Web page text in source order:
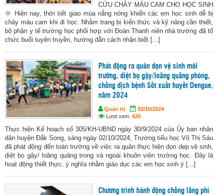
CỨU CHẢY MÁU CAM CHO HỌC SINH
🌞 Hiện nay, thời tiết giao mùa nắng nóng khiến các em học sinh dễ bị
chảy máu cam khi đi học. Nhằm trang bị kiến thức và kỹ năng cần thiết,
bộ phận y tế trường học phối hợp với Đoàn Thanh niên nhà trường đã tổ
chức buổi tuyên truyền, hướng dẫn cách nhận biết [...]
Phát động ra quân dọn vệ sinh môi
trường, diệt bọ gậy/loăng quăng phòng,
chống dịch bệnh Sốt xuất huyết Dengue,
năm 2024
Quản trị
02/10/2024
Lượt xem: 420
Thực hiện Kế hoạch số 305/KH-UBND ngày 30/9/2024 của Ủy ban nhân
dân huyện Đắk Song, sáng ngày 02/10/2024, Trường tiểu học Võ Thị Sáu
đã phát động đến toàn trường về việc ra quân thực hiện dọn dẹp vệ sinh,
diệt bọ gậy/ loăng quăng trong và ngoài khuôn viên trường học. Đây là
hoạt động thiết thực, ý nghĩa nhằm giáo dục các em học sinh ý [...]
Chương trình hành động chống lãng phí